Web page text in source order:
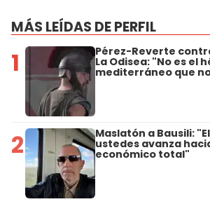
MÁS LEÍDAS DE PERFIL
1 Pérez-Reverte
La Odisea: "No es el
mediterráneo que
2 Maslatón a Bausili:
ustedes avanza
económico total"